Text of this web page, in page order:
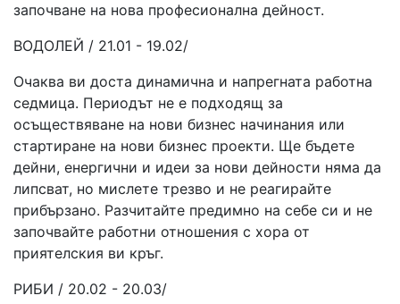
започване на нова професионална дейност.
ВОДОЛЕЙ / 21.01 - 19.02/
Очаква ви доста динамична и напрегната работна
седмица. Периодът не е подходящ за
осъществяване на нови бизнес начинания или
стартиране на нови бизнес проекти. Ще бъдете
дейни, енергични и идеи за нови дейности няма да
липсват, но мислете трезво и не реагирайте
прибързано. Разчитайте предимно на себе си и не
започвайте работни отношения с хора от
приятелския ви кръг.
РИБИ / 20.02 - 20.03/